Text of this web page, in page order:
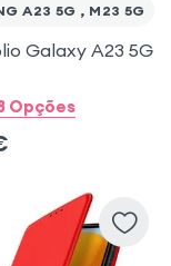
A23 5G , M23 5G
Galaxy A23 5G
Opções